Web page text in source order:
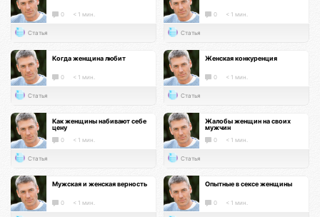
0 < 1 мин.
Статья
0 < 1 мин.
Статья
Когда женщина любит
0 < 1 мин.
Статья
Женская конкуренция
0 < 1 мин.
Статья
Как женщины набивают себе
цену
0 < 1 мин.
Статья
Жалобы женщин на своих
мужчин
0 < 1 мин.
Статья
Мужская и женская верность
0 < 1 мин.
Опытные в сексе женщины
0 < 1 мин.